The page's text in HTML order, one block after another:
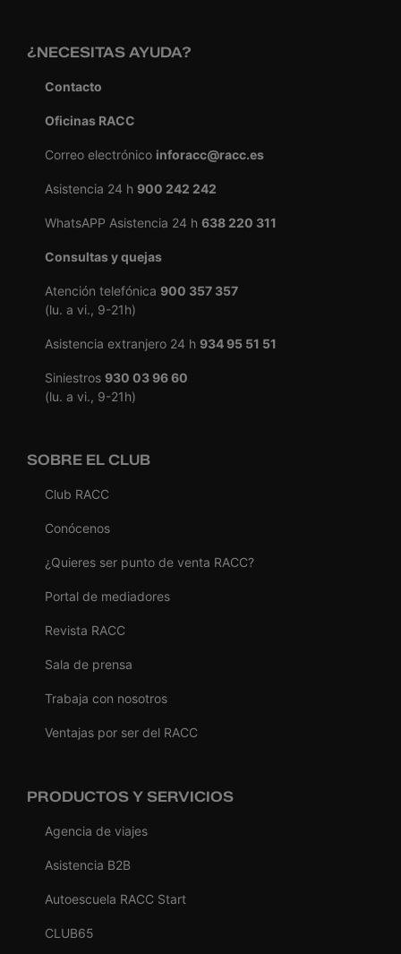
¿NECESITAS AYUDA?
Contacto
Oficinas RACC
Correo electrónico inforacc@racc.es
Asistencia 24 h 900 242 242
WhatsAPP Asistencia 24 h 638 220 311
Consultas y quejas
Atención telefónica 900 357 357
(lu. a vi., 9-21h)
Asistencia extranjero 24 h 934 95 51 51
Siniestros 930 03 96 60
(lu. a vi., 9-21h)
SOBRE EL CLUB
Club RACC
Conócenos
¿Quieres ser punto de venta RACC?
Portal de mediadores
Revista RACC
Sala de prensa
Trabaja con nosotros
Ventajas por ser del RACC
PRODUCTOS Y SERVICIOS
Agencia de viajes
Asistencia B2B
Autoescuela RACC Start
CLUB65